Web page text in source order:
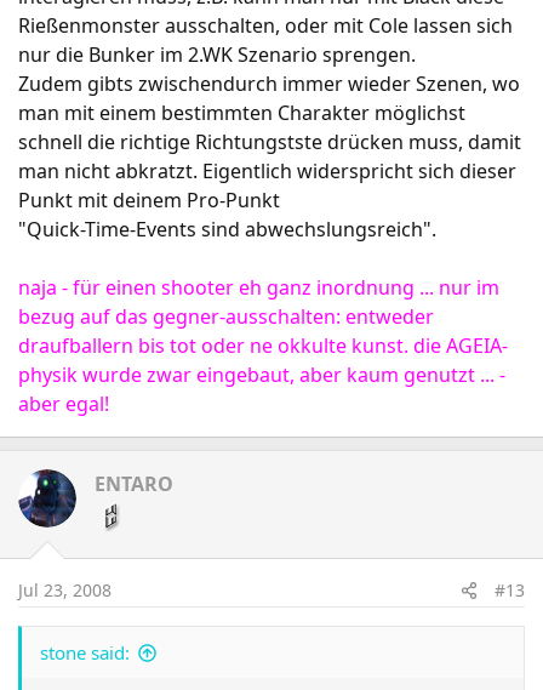
Rießenmonster ausschalten, oder mit Cole lassen sich
nur die Bunker im 2.WK Szenario sprengen.
Zudem gibts zwischendurch immer wieder Szenen, wo
man mit einem bestimmten Charakter möglichst
schnell die richtige Richtungstste drücken muss, damit
man nicht abkratzt. Eigentlich widerspricht sich dieser
Punkt mit deinem Pro-Punkt
"Quick-Time-Events sind abwechslungsreich".
naja - für einen shooter eh ganz inordnung ... nur im
bezug auf das gegner-ausschalten: entweder
draufballern bis tot oder ne okkulte kunst. die AGEIA-
physik wurde zwar eingebaut, aber kaum genutzt ... -
aber egal!
ENTARO
Jul 23, 2008 #13
stone said: